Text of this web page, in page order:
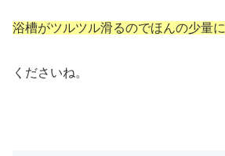
浴槽がツルツル滑るのでほんの少量に
くださいね。